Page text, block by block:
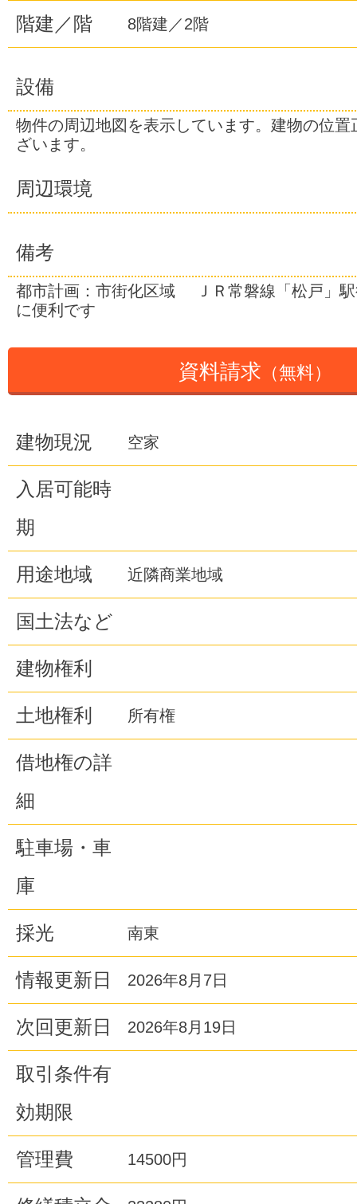
階建／階 8階建／2階
設備
物件の周辺地図を表示しています。建物の位置
ざいます。
周辺環境
備考
都市計画：市街化区域 ＪＲ常磐線「松戸」駅
に便利です
資料請求 （無料）
建物現況 空家
入居可能時
期
用途地域 近隣商業地域
国土法など
建物権利
土地権利 所有権
借地権の詳
細
駐車場・車
庫
採光 南東
情報更新日 2026年8月7日
次回更新日 2026年8月19日
取引条件有
効期限
管理費 14500円